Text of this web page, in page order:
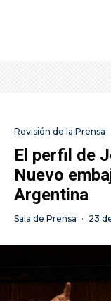
Revisión de la Prensa
El perfil de
Nuevo
Argentina
Sala de Prensa · 23